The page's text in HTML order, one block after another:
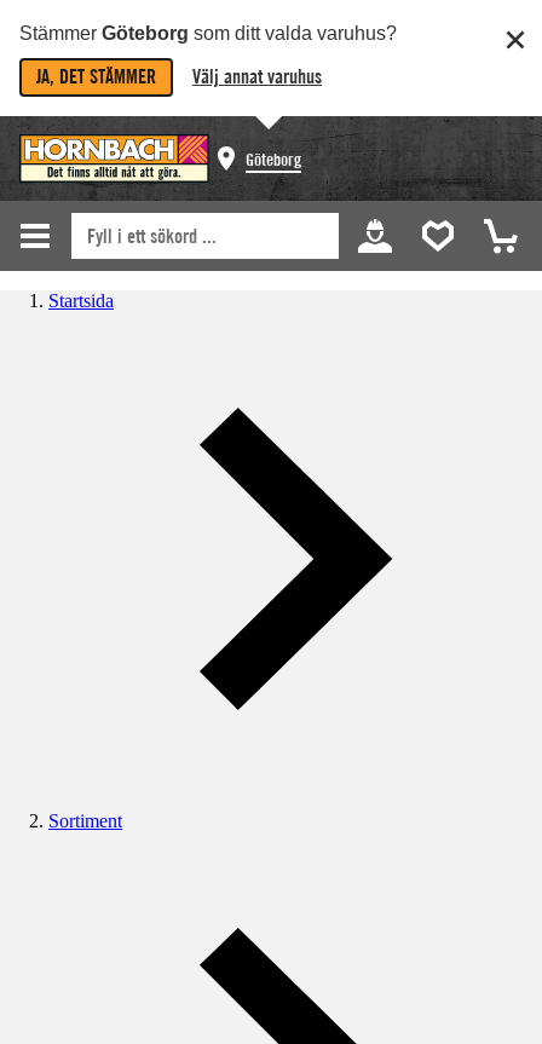
Stämmer Göteborg som ditt valda varuhus?
JA, DET STÄMMER Välj annat varuhus
Göteborg
Startsida
Sortiment